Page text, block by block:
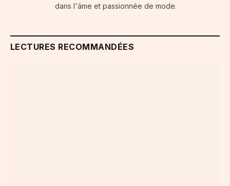
dans l'âme et passionnée de mode.
LECTURES RECOMMANDÉES